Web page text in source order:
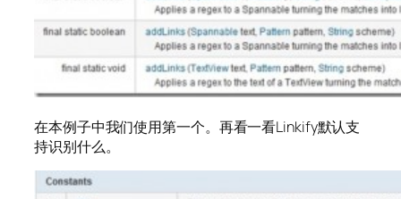
在本例子中我们使用第一个。再看一看Linkify默认支
持识别什么。